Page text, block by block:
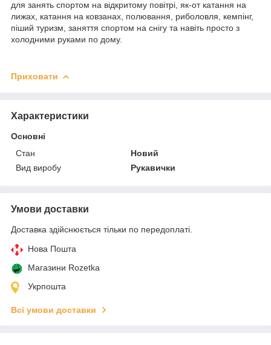
для занять спортом на відкритому повітрі, як-от катання на
лижах, катання на ковзанах, полювання, риболовля, кемпінг,
піший туризм, заняття спортом на снігу та навіть просто з
холодними руками по дому.
Приховати
Характеристики
Основні
Стан
Новий
Вид виробу
Рукавички
Умови доставки
Доставка здійснюється тільки по передоплаті.
Нова Пошта
Магазини Rozetka
Укрпошта
Всі умови доставки